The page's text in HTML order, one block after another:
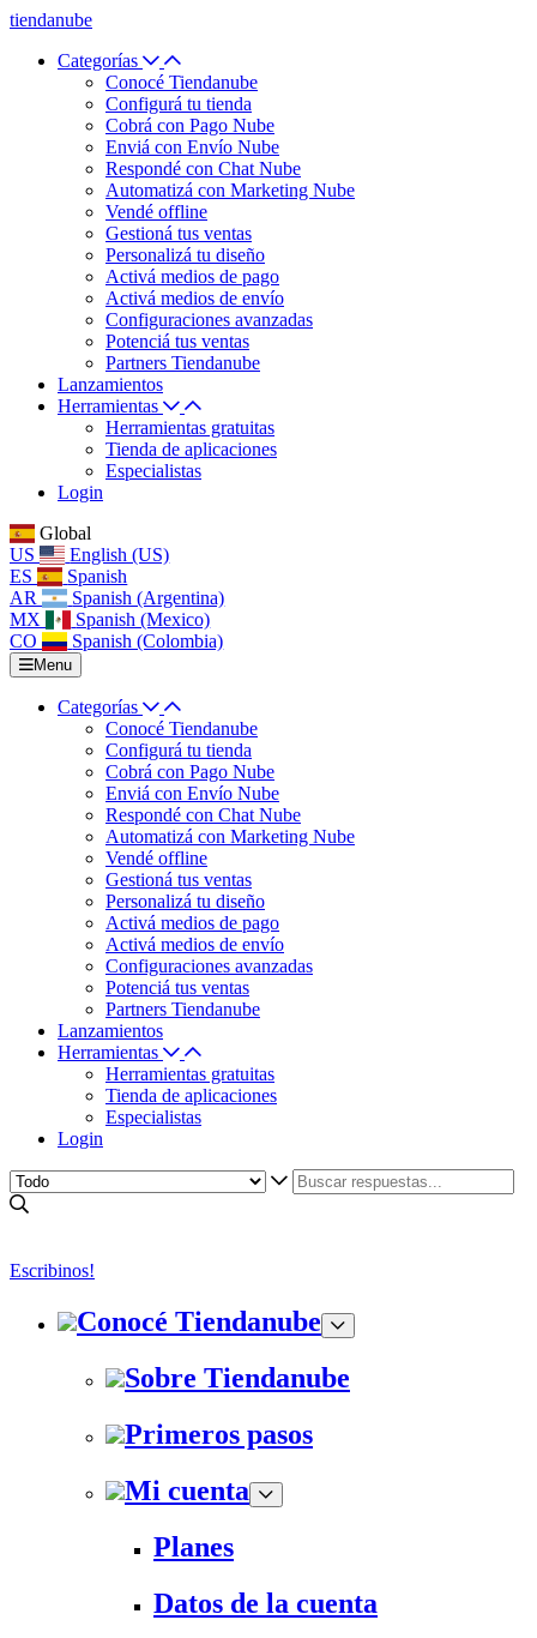
tiendanube
Categorías
Conocé Tiendanube
Configurá tu tienda
Cobrá con Pago Nube
Enviá con Envío Nube
Respondé con Chat Nube
Automatizá con Marketing Nube
Vendé offline
Gestioná tus ventas
Personalizá tu diseño
Activá medios de pago
Activá medios de envío
Configuraciones avanzadas
Potenciá tus ventas
Partners Tiendanube
Lanzamientos
Herramientas
Herramientas gratuitas
Tienda de aplicaciones
Especialistas
Login
Global
US
English (US)
ES
Spanish
AR
Spanish (Argentina)
MX
Spanish (Mexico)
CO
Spanish (Colombia)
Menu
Categorías
Conocé Tiendanube
Configurá tu tienda
Cobrá con Pago Nube
Enviá con Envío Nube
Respondé con Chat Nube
Automatizá con Marketing Nube
Vendé offline
Gestioná tus ventas
Personalizá tu diseño
Activá medios de pago
Activá medios de envío
Configuraciones avanzadas
Potenciá tus ventas
Partners Tiendanube
Lanzamientos
Herramientas
Herramientas gratuitas
Tienda de aplicaciones
Especialistas
Login
Escribinos!
Conocé Tiendanube
Sobre Tiendanube
Primeros pasos
Mi cuenta
Planes
Datos de la cuenta